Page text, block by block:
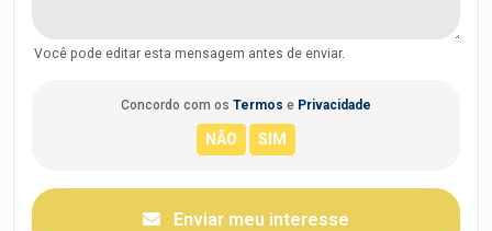
Você pode editar esta mensagem antes de enviar.
Concordo com os Termos e Privacidade
Enviar meu interesse